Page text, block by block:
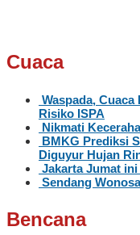
Cuaca
Waspada,
Risiko ISPA
Nikmati
BMKG Prediksi
Diguyur Hujan
Jakarta Jumat
Sendang
Bencana